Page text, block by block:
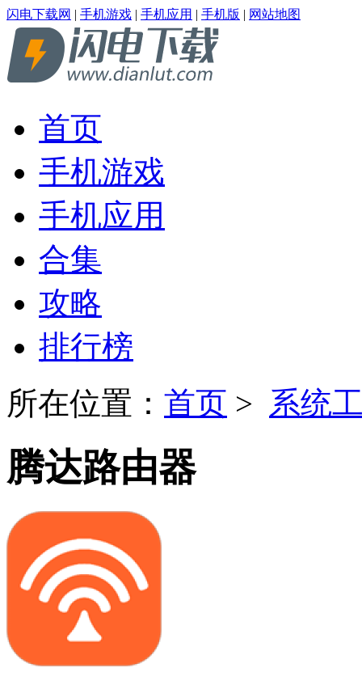
闪电下载网 | 手机游戏 | 手机应用 | 手机版 | 网站地图
首页
手机游戏
手机应用
合集
攻略
排行榜
所在位置： 首页 > 系统
腾达路由器